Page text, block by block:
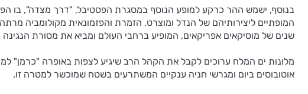
בנוסף, ישמש ההר כרקע למופע הנוסף במסגרת הפסטיבל, "דרך מצדה", בו
המופתיים ליצירותיהם של הנדל ומוצרט, הזמרת והפזמונאית מקולומביה
שנים של מוסיקאים אפריקאים, המופיע ברחבי העולם ומביא את מסורת
אוטובוסים ביום ומגרשי חניה ענקיים המשתרעים בשטח שמוכשר למטרה זו.